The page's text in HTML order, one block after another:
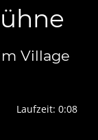
Village
Laufzeit: 0:07